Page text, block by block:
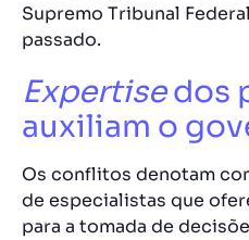
Supremo Tribunal
passado.
Expertisedos
auxiliam o
Os conflitos denotam
de especialistas que
para a tomada de